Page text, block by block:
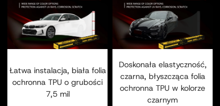
Łatwa instalacja, biała folia
ochronna TPU o grubości
7,5 mil
Doskonała elastyczność,
czarna, błyszcząca folia
ochronna TPU w kolorze
czarnym